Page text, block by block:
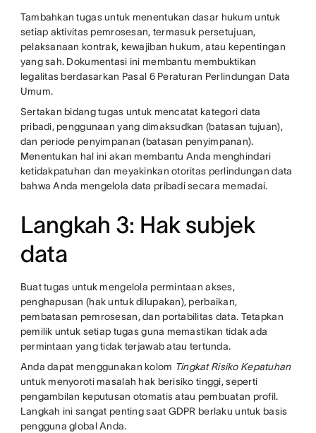
Tambahkan tugas untuk menentukan dasar hukum untuk
setiap aktivitas pemrosesan, termasuk persetujuan,
pelaksanaan kontrak, kewajiban hukum, atau kepentingan
yang sah. Dokumentasi ini membantu membuktikan
legalitas berdasarkan Pasal 6 Peraturan Perlindungan Data
Umum.
Sertakan bidang tugas untuk mencatat kategori data
pribadi, penggunaan yang dimaksudkan (batasan tujuan),
dan periode penyimpanan (batasan penyimpanan).
Menentukan hal ini akan membantu Anda menghindari
ketidakpatuhan dan meyakinkan otoritas perlindungan data
bahwa Anda mengelola data pribadi secara memadai.
Langkah 3: Hak subjek
data
Buat tugas untuk mengelola permintaan akses,
penghapusan (hak untuk dilupakan), perbaikan,
pembatasan pemrosesan, dan portabilitas data. Tetapkan
pemilik untuk setiap tugas guna memastikan tidak ada
permintaan yang tidak terjawab atau tertunda.
Anda dapat menggunakan kolom Tingkat Risiko Kepatuhan
untuk menyoroti masalah hak berisiko tinggi, seperti
pengambilan keputusan otomatis atau pembuatan profil.
Langkah ini sangat penting saat GDPR berlaku untuk basis
pengguna global Anda.